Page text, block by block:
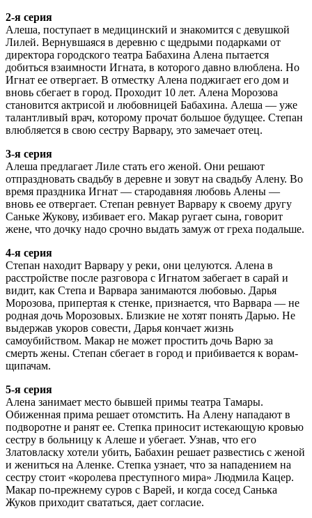
2-я серия
Алеша, поступает в медицинский и знакомится с девушкой
Лилей. Вернувшаяся в деревню с щедрыми подарками от
директора городского театра Бабахина Алена пытается
добиться взаимности Игната, в которого давно влюблена. Но
Игнат ее отвергает. В отместку Алена поджигает его дом и
вновь сбегает в город. Проходит 10 лет. Алена Морозова
становится актрисой и любовницей Бабахина. Алеша — уже
талантливый врач, которому прочат большое будущее. Степан
влюбляется в свою сестру Варвару, это замечает отец.
3-я серия
Алеша предлагает Лиле стать его женой. Они решают
отпраздновать свадьбу в деревне и зовут на свадьбу Алену. Во
время праздника Игнат — стародавняя любовь Алены —
вновь ее отвергает. Степан ревнует Варвару к своему другу
Саньке Жукову, избивает его. Макар ругает сына, говорит
жене, что дочку надо срочно выдать замуж от греха подальше.
4-я серия
Степан находит Варвару у реки, они целуются. Алена в
расстройстве после разговора с Игнатом забегает в сарай и
видит, как Степа и Варвара занимаются любовью. Дарья
Морозова, припертая к стенке, признается, что Варвара — не
родная дочь Морозовых. Близкие не хотят понять Дарью. Не
выдержав укоров совести, Дарья кончает жизнь
самоубийством. Макар не может простить дочь Варю за
смерть жены. Степан сбегает в город и прибивается к ворам-
щипачам.
5-я серия
Алена занимает место бывшей примы театра Тамары.
Обиженная прима решает отомстить. На Алену нападают в
подворотне и ранят ее. Степка приносит истекающую кровью
сестру в больницу к Алеше и убегает. Узнав, что его
Златовласку хотели убить, Бабахин решает развестись с женой
и жениться на Аленке. Степка узнает, что за нападением на
сестру стоит «королева преступного мира» Людмила Кацер.
Макар по-прежнему суров с Варей, и когда сосед Санька
Жуков приходит свататься, дает согласие.